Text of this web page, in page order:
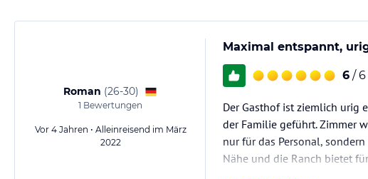
Roman (26-30)
1 Bewertungen
Vor 4 Jahren • Alleinreisend im März
2022
Maximal entspannt,
6 / 6
Der Gasthof ist ziemlich urig
der Familie geführt. Zimmer
nur für das Personal,
Nähe und die Ranch bietet